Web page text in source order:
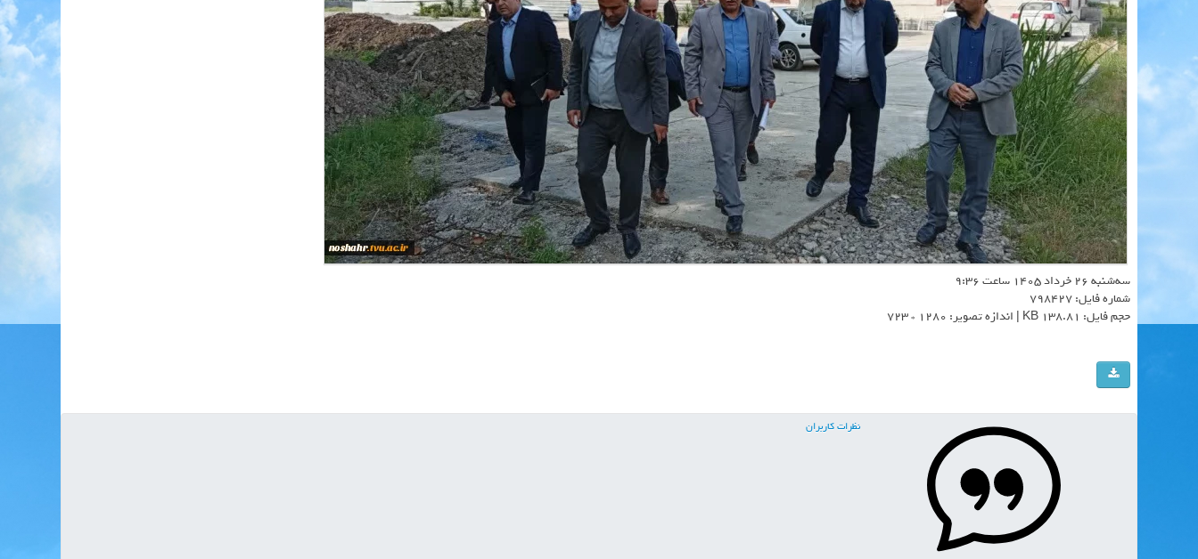
سه‌شنبه 26 خرداد 1405 ساعت 9:36
شماره فایل: 798427
حجم فایل: 138.81 KB | اندازه تصویر: 1280 * 723
نظرات کاربران